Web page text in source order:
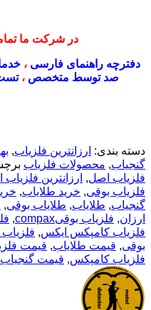
در شرکت ما
دفترچه راهنمای فارسی ،
صد توسط متخصص ،
دسته بندی: ارزانترین فلزیاب,
گنجیاب, محصولات فلزیاب
فلزیاب اصل, ارزانترین فلزیاب
فلزیاب بوقی, خرید طلایاب,
گنجیاب, طلایاب, طلایاب بوقی,
ارزان, فلزیاب بوقیcompax ,
فلزیاب کامپکس ایکس,
بوقی, قیمت طلایاب, قیمت
فلزیاب کامپکس, قیمت گنجیاب